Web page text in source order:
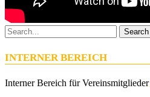
Search
INTERNER BEREICH
Interner Bereich für Vereinsmitglieder